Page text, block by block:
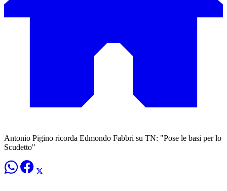
Antonio Pigino ricorda Edmondo Fabbri su TN: "Pose le basi per lo
Scudetto"